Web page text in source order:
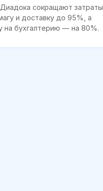
сокращают затраты
и доставку до 95%, а
на бухгалтерию — на 80%.